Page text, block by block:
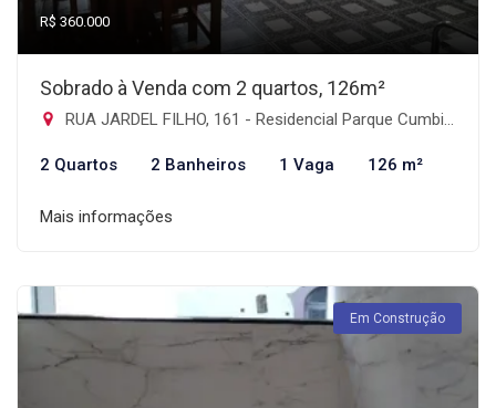
R$ 360.000
Sobrado à Venda com 2 quartos, 126m²
RUA JARDEL FILHO, 161 - Residencial Parque Cumbica, Guarulhos-SP
2 Quartos 2 Banheiros 1 Vaga 126 m²
Mais informações
Em Construção